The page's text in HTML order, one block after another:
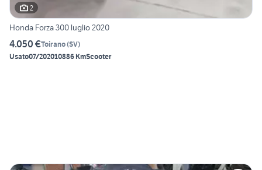
2
Honda Forza 300 luglio 2020
4.050 €Toirano(SV)
Usato07/202010886 KmScooter